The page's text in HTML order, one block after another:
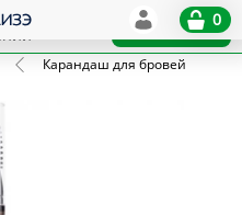
Установить
0
Карандаш для бровей